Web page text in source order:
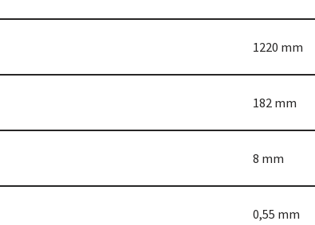
1220 mm
182 mm
8 mm
0,55 mm